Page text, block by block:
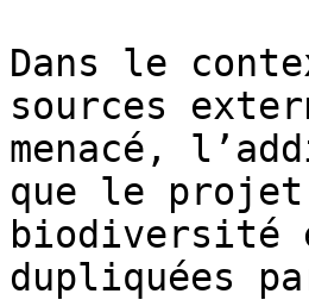
Dans le
sources
menacé,
que le
biodiversité
dupliquées